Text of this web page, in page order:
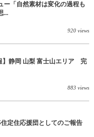
「自然素材は変化の過程も
...
920 views
】静岡 山梨 富士山エリア 完
883 views
定住応援団としてのご報告